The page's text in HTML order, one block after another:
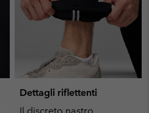
Dettagli riflettenti